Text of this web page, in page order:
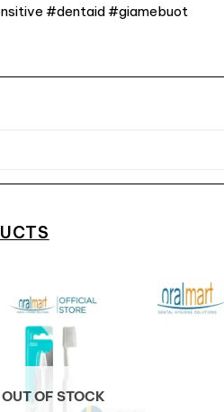
#dentaid #giamebuot
OUT OF STOCK